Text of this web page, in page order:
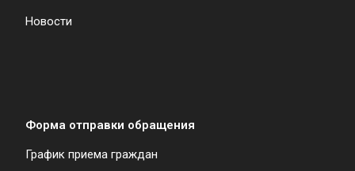
Новости
Форма отправки обращения
График приема граждан